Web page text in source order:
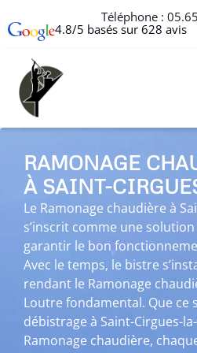
Téléphone :
4.8/5 basés sur 628 avis
RAMONAGE
À SAINT-
Le Ramonage chaudière à
s’inscrit comme une
garantir le bon
Avec le temps, le bistre
rendant le Ramonage
Loutre fondamental. Que ce
débistrage à Saint-Cirgues-
Ramonage chaudière,